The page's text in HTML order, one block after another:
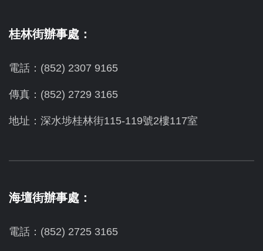
桂林街辦事處：
電話：(852) 2307 9165
傳真：(852) 2729 3165
地址：深水埗桂林街115-119號2樓117室
海壇街辦事處：
電話：(852) 2725 3165